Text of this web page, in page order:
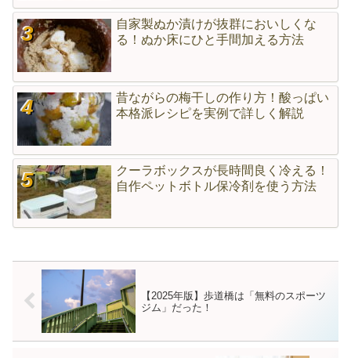
自家製ぬか漬けが抜群においしくな
る！ぬか床にひと手間加える方法
昔ながらの梅干しの作り方！酸っぱい
本格派レシピを実例で詳しく解説
クーラボックスが長時間良く冷える！
自作ペットボトル保冷剤を使う方法
【2025年版】歩道橋は「無料のスポーツ
ジム」だった！